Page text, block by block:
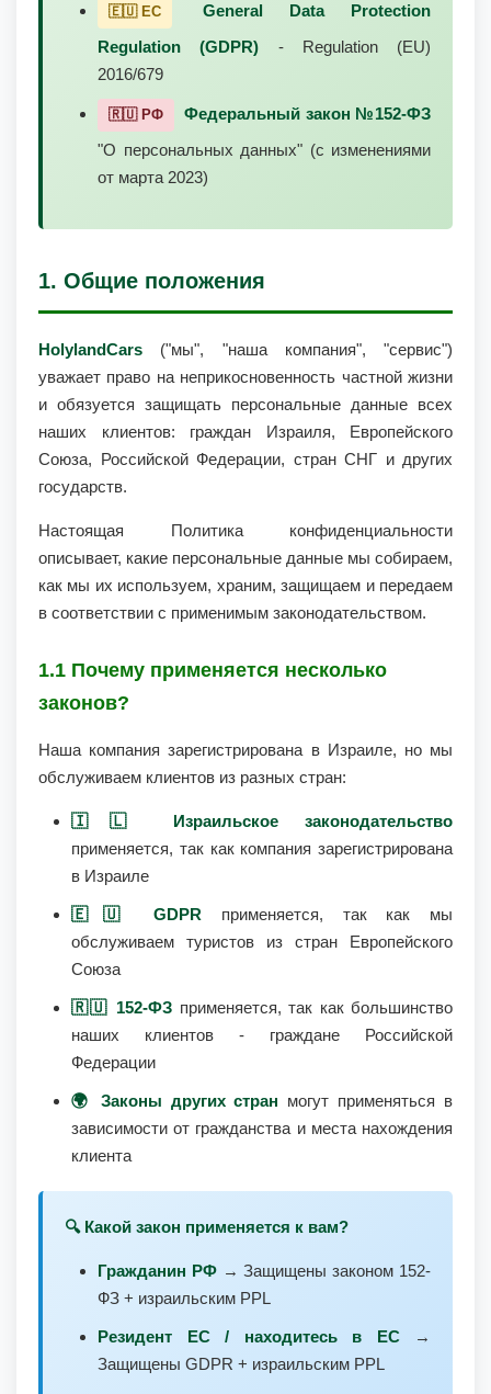
🇪🇺 ЕС
General Data Protection
Regulation (GDPR) - Regulation (EU)
2016/679
🇷🇺 РФ
Федеральный закон №152-ФЗ
"О персональных данных" (с изменениями
от марта 2023)
1. Общие положения
HolylandCars ("мы", "наша компания", "сервис")
уважает право на неприкосновенность частной жизни
и обязуется защищать персональные данные всех
наших клиентов: граждан Израиля, Европейского
Союза, Российской Федерации, стран СНГ и других
государств.
Настоящая Политика конфиденциальности
описывает, какие персональные данные мы собираем,
как мы их используем, храним, защищаем и передаем
в соответствии с применимым законодательством.
1.1 Почему применяется несколько
законов?
Наша компания зарегистрирована в Израиле, но мы
обслуживаем клиентов из разных стран:
🇮🇱 Израильское законодательство
применяется, так как компания зарегистрирована
в Израиле
🇪🇺 GDPR применяется, так как мы
обслуживаем туристов из стран Европейского
Союза
🇷🇺 152-ФЗ применяется, так как большинство
наших клиентов - граждане Российской
Федерации
🌍 Законы других стран могут применяться в
зависимости от гражданства и места нахождения
клиента
🔍 Какой закон применяется к вам?
Гражданин РФ→ Защищены законом 152-
ФЗ + израильским PPL
Резидент ЕС / находитесь в ЕС→
Защищены GDPR + израильским PPL